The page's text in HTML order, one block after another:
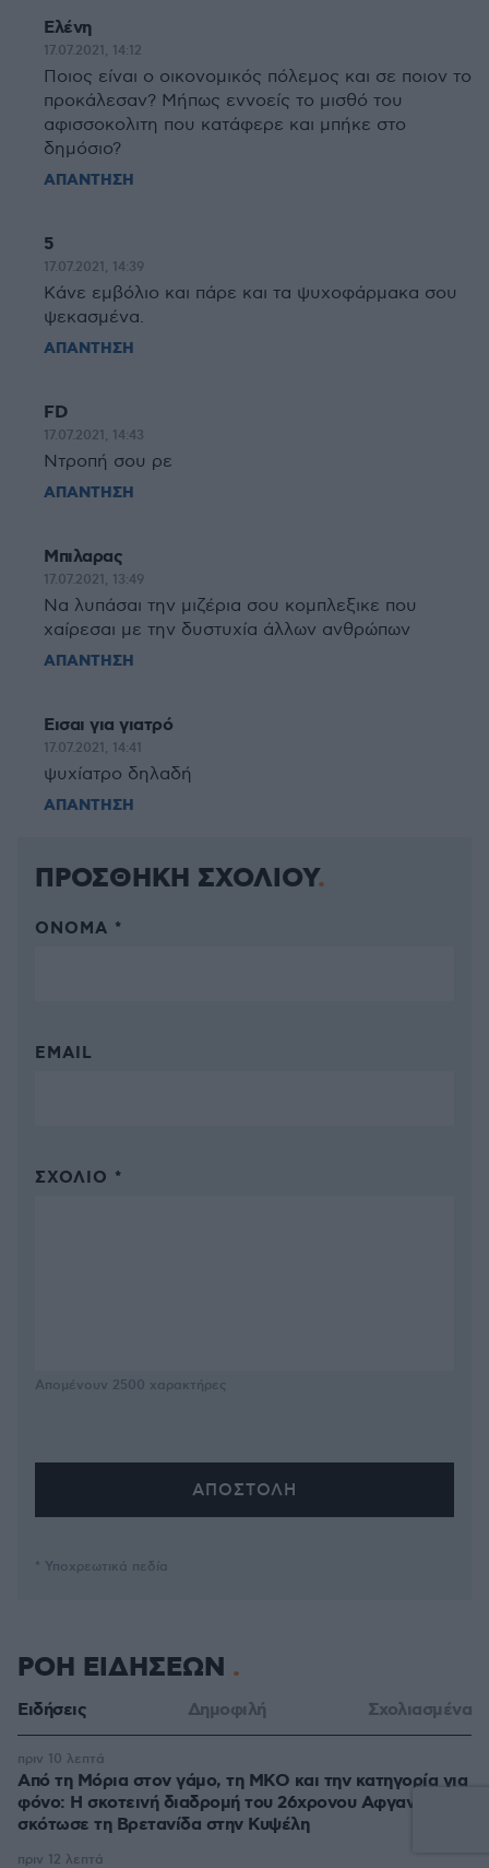
Ελένη
17.07.2021, 14:12
Ποιος είναι ο οικονομικός πόλεμος και σε ποιον το
προκάλεσαν? Μήπως εννοείς το μισθό του
αφισσοκολιτη που κατάφερε και μπήκε στο
δημόσιο?
ΑΠΑΝΤΗΣΗ
5
17.07.2021, 14:39
Κάνε εμβόλιο και πάρε και τα ψυχοφάρμακα σου
ψεκασμένα.
ΑΠΑΝΤΗΣΗ
FD
17.07.2021, 14:43
Ντροπή σου ρε
ΑΠΑΝΤΗΣΗ
Μπιλαρας
17.07.2021, 13:49
Να λυπάσαι την μιζέρια σου κομπλεξικε που
χαίρεσαι με την δυστυχία άλλων ανθρώπων
ΑΠΑΝΤΗΣΗ
Εισαι για γιατρό
17.07.2021, 14:41
ψυχίατρο δηλαδή
ΑΠΑΝΤΗΣΗ
ΠΡΟΣΘΗΚΗ ΣΧΟΛΙΟΥ
ΌΝΟΜΑ *
EMAIL
ΣΧΌΛΙΟ *
Απομένουν 2500 χαρακτήρες
* Υποχρεωτικά πεδία
ΡΟΗ ΕΙΔΗΣΕΩΝ
Ειδήσεις Δημοφιλή Σχολιασμένα
Από τη Μόρια στον γάμο, τη ΜΚΟ και την κατηγορία για
φόνο: Η σκοτεινή διαδρομή του 26χρονου Αφγανού που
σκότωσε τη Βρετανίδα στην Κυψέλη
πριν 10 λεπτά
πριν 12 λεπτά